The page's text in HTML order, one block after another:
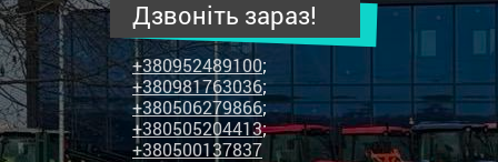
та
запчастин
Дзвоніть зараз!
+380952489100;
+380981763036;
+380506279866;
+380505204413;
+380500137837